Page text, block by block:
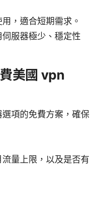
，適合短期需求。
服器極少、穩定性
美國 vpn
項的免費方案，確保
量上限，以及是否有